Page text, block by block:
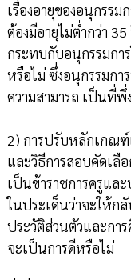
เรื่องอายุของอนุกรร
ต้องมีอายุไม่ต่ำกว่า
กระทบกับอนุกรรมกา
หรือไม่ ซึ่งอนุกรรมกา
ความสามารถ เป็นที่
2) การปรับหลักเกณ
และวิธีการสอบคัดเลื
เป็นข้าราชการครูแล
ในประเด็นว่าจะให้ก
ประวัติส่วนตัวและกา
จะเป็นการดีหรือไม่